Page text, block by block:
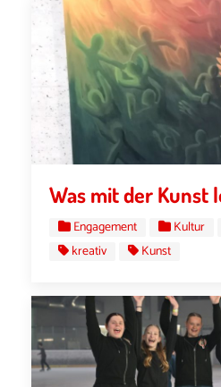
Was mit der Kunst
Engagement Kultur
kreativ
Kunst